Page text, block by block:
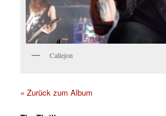
Callejon
« Zurück zum Album